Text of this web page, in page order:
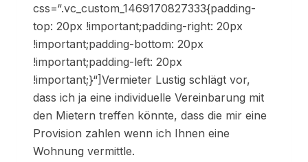
css=“.vc_custom_1469170827333{padding-
top: 20px !important;padding-right: 20px
!important;padding-bottom: 20px
!important;padding-left: 20px
!important;}“]Vermieter Lustig schlägt vor,
dass ich ja eine individuelle Vereinbarung mit
den Mietern treffen könnte, dass die mir eine
Provision zahlen wenn ich Ihnen eine
Wohnung vermittle.